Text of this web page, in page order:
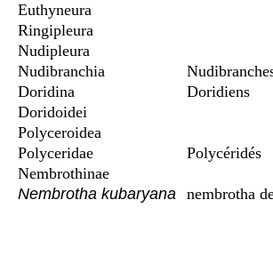
Euthyneura
Ringipleura
Nudipleura
Nudibranchia
Doridina
Doridiens
Doridoidei
Polyceroidea
Polyceridae
Polycéridés
Nembrothinae
Nembrotha kubaryana nembrotha